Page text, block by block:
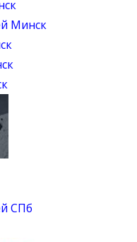
Минск
СПб